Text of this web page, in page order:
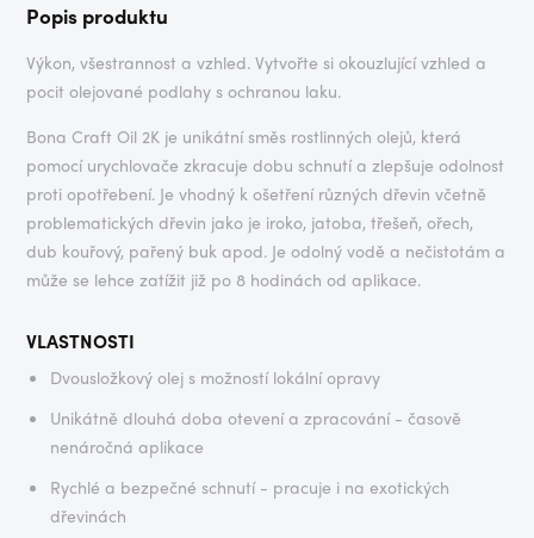
Popis produktu
Výkon, všestrannost a vzhled. Vytvořte si okouzlující vzhled a
pocit olejované podlahy s ochranou laku.
Bona Craft Oil 2K je unikátní směs rostlinných olejů, která
pomocí urychlovače zkracuje dobu schnutí a zlepšuje odolnost
proti opotřebení. Je vhodný k ošetření různých dřevin včetně
problematických dřevin jako je iroko, jatoba, třešeň, ořech,
dub kouřový, pařený buk apod. Je odolný vodě a nečistotám a
může se lehce zatížit již po 8 hodinách od aplikace.
VLASTNOSTI
Dvousložkový olej s možností lokální opravy
Unikátně dlouhá doba otevení a zpracování - časově
nenáročná aplikace
Rychlé a bezpečné schnutí - pracuje i na exotických
dřevinách